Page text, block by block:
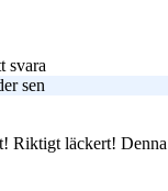
svara
sen
Riktigt läckert!